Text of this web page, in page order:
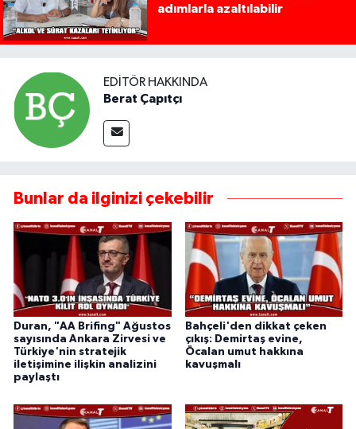
adımlarla azaltılabilir
EDITÖR HAKKINDA
Berat Çapıtçı
Bunlar da ilginizi çekebilir
Duran, "AA Brifing" Ağustos
sayısında Ankara Zirvesi ve
Türkiye'nin stratejik
iletişimine ilişkin analizini
paylaştı
Bahçeli'den dikkat çeken
çıkış: Demirtaş evine,
Öcalan umut hakkına
kavuşmalı